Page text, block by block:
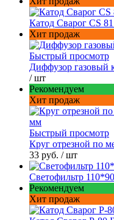
Катод Сварог CS
Хит продаж
Быстрый просмотр
Диффузор газовый
/ шт
Рекомендуем
Хит продаж
Быстрый просмотр
Круг отрезной по
33 руб. / шт
Светофильтр
Рекомендуем
Хит продаж